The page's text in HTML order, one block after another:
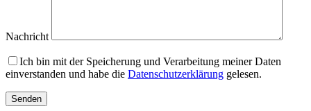
Nachricht
Ich bin mit der Speicherung und Verarbeitung meiner Daten
einverstanden und habe die Datenschutzerklärung gelesen.